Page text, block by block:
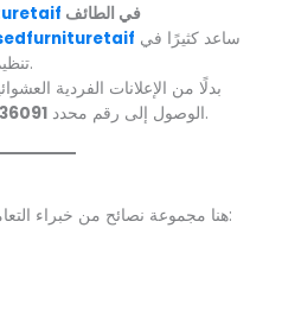
في الطائف
ساعد كثيرًا في
تنظيم عملية بيع وشراء الأثاث المستخدم.
بدلًا من الإعلانات الفردية
الوصول إلى رقم محدديتيح له إنهاء العملية بسرعة.
هنا مجموعة نصائح من خبراء التعامل مع الأثاث المستعمل في الطائف: